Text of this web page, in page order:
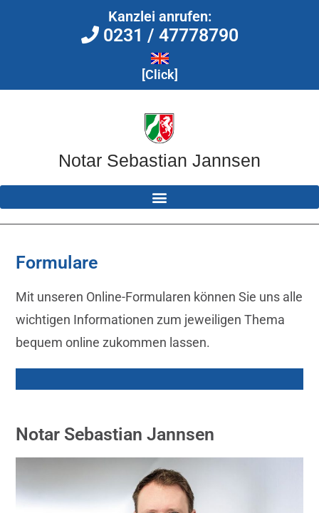
Kanzlei anrufen:
0231 / 47778790
[Click]
Notar Sebastian Jannsen
Formulare
Mit unseren Online-Formularen können Sie uns alle
wichtigen Informationen zum jeweiligen Thema
bequem online zukommen lassen.
Notar Sebastian Jannsen